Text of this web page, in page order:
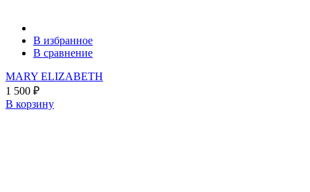
В избранное
В сравнение
MARY ELIZABETH
1 500 ₽
В корзину